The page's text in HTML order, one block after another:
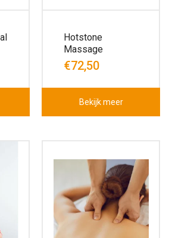
Hotstone
Massage
€72,50
Bekijk meer